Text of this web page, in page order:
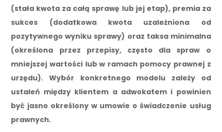
(stała kwota za całą sprawę lub jej etap), premia za
sukces (dodatkowa kwota uzależniona od
pozytywnego wyniku sprawy) oraz taksa minimalna
(określona przez przepisy, często dla spraw o
mniejszej wartości lub w ramach pomocy prawnej z
urzędu). Wybór konkretnego modelu zależy od
ustaleń między klientem a adwokatem i powinien
być jasno określony w umowie o świadczenie usług
prawnych.